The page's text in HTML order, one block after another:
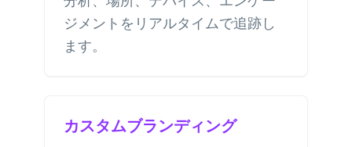
ジメントをリアルタイムで追跡し
ます。
カスタムブランディング